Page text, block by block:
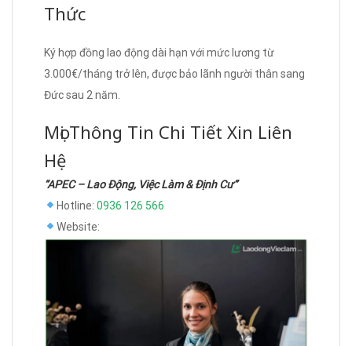
Thức
Ký hợp đồng lao động dài hạn với mức lương từ
3.000€/tháng trở lên, được bảo lãnh người thân sang
Đức sau 2 năm.
Mọi Thông Tin Chi Tiết Xin Liên
Hệ
“APEC – Lao Động, Việc Làm & Định Cư”
Hotline: 0936 126 566
Website: